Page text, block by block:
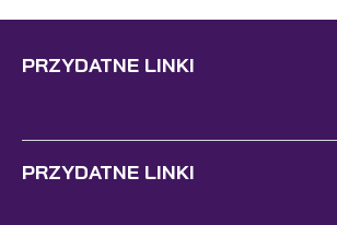
PRZYDATNE LINKI
PRZYDATNE LINKI